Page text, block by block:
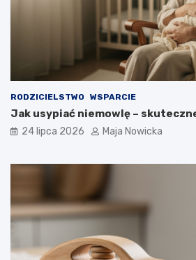
RODZICIELSTWO WSPARCIE
Jak usypiać niemowlę –
24 lipca 2026 Maja Nowicka